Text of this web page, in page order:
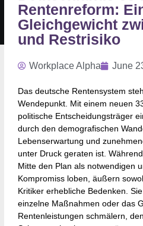
Rentenreform:
Gleichgewicht
und Restrisiko
Workplace Alpha June
Das deutsche Rentensystem
Wendepunkt. Mit einem neuen
politische Entscheidungsträger
durch den demografischen
Lebenserwartung und
unter Druck geraten ist.
Mitte den Plan als notwendigen
Kompromiss loben, äußern
Kritiker erhebliche Bedenken.
einzelne Maßnahmen oder das
Rentenleistungen schmälern,